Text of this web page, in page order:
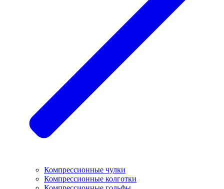
Компрессионные чулки
Компрессионные колготки